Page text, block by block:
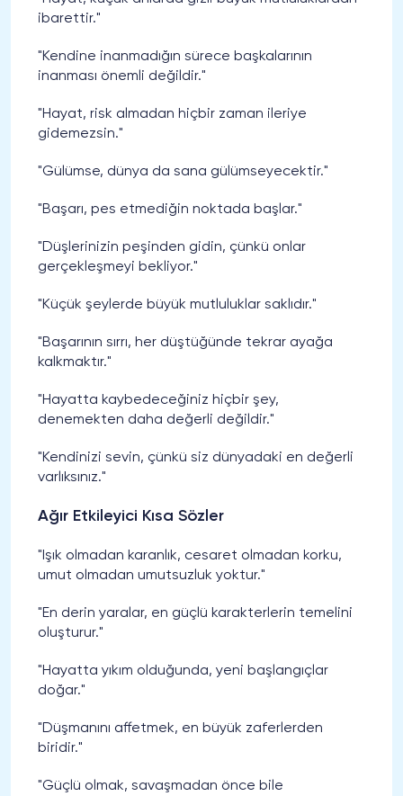
ibarettir."
"Kendine inanmadığın sürece başkalarının
inanması önemli değildir."
"Hayat, risk almadan hiçbir zaman ileriye
gidemezsin."
"Gülümse, dünya da sana gülümseyecektir."
"Başarı, pes etmediğin noktada başlar."
"Düşlerinizin peşinden gidin, çünkü onlar
gerçekleşmeyi bekliyor."
"Küçük şeylerde büyük mutluluklar saklıdır."
"Başarının sırrı, her düştüğünde tekrar ayağa
kalkmaktır."
"Hayatta kaybedeceğiniz hiçbir şey,
denemekten daha değerli değildir."
"Kendinizi sevin, çünkü siz dünyadaki en değerli
varlıksınız."
Ağır Etkileyici Kısa Sözler
"Işık olmadan karanlık, cesaret olmadan korku,
umut olmadan umutsuzluk yoktur."
"En derin yaralar, en güçlü karakterlerin temelini
oluşturur."
"Hayatta yıkım olduğunda, yeni başlangıçlar
doğar."
"Düşmanını affetmek, en büyük zaferlerden
biridir."
"Güçlü olmak, savaşmadan önce bile